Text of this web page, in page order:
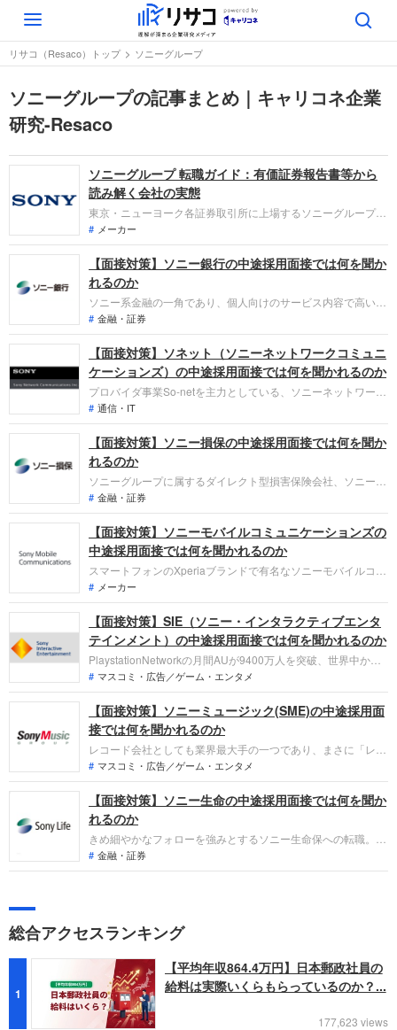
Toggle
navigation
リサコ（Resaco）トップ ソニーグループ
ソニーグループの記事まとめ｜キャリコネ企業
研究-Resaco
ソニーグループ 転職ガイド：有価証券報告書等から
読み解く会社の実態
東京・ニューヨーク各証券取引所に上場するソニーグループ
は、ゲーム、音楽、映画、エレクトロニクス、半導体等の事業
を展開するグローバル企業です。2026年3月期の売上高は12兆
4,796億円、営業利益は1兆4,475億円を記録し、エンタテイン
メント領域を中心に増収増益の業績トレンドを維持していま
す。
メーカー
【面接対策】ソニー銀行の中途採用面接では何を聞か
れるのか
ソニー系金融の一角であり、個人向けのサービス内容で高い顧
客満足度を誇るソニー銀行への転職。採用面接は新卒の場合と
違い、これまでの仕事への取り組み方や成果を具体的に問われ
るほか、キャリアシートだけでは見えてこない「人間性」も評
価されます。即戦力として、共に働く仲間として多角的に評価
されるので事前にしっかり対策しましょう。
金融・証券
【面接対策】ソネット（ソニーネットワークコミュニ
ケーションズ）の中途採用面接では何を聞かれるのか
プロバイダ事業So-netを主力としている、ソニーネットワーク
コミュニケーションズへの転職。現在は新規事業に関わる人材
を幅広く募集中です。中途採用面接は新卒の場合と違い、これ
までの仕事への取り組み方や成果を問われるほか、即戦力とし
て、一緒に仕事をする仲間として多角的に評価されます。事前
にしっかり対策しておきましょう。
通信・IT
【面接対策】ソニー損保の中途採用面接では何を聞か
れるのか
ソニーグループに属するダイレクト型損害保険会社、ソニー損
保への転職。中途採用面接は新卒の場合と違い、これまでの仕
事への取り組み方や成果を具体的に問われるほか、キャリアシ
ートだけでは見えてこない「人間性」も評価されます。即戦力
として、一緒に仕事をする仲間として、多角的に評価されるの
で、事前にしっかり対策しましょう。
金融・証券
【面接対策】ソニーモバイルコミュニケーションズの
中途採用面接では何を聞かれるのか
スマートフォンのXperiaブランドで有名なソニーモバイルコミ
ュニケーションズへの転職。中途採用面接は新卒の場合と違
い、仕事への取り組み方やこれまでの成果を具体的に問われる
ほか、「個性」も評価されます。即戦力として、ともに働く仲
間として多角的に評価されるので事前にしっかり対策して転職
を成功させましょう。
メーカー
【面接対策】SIE（ソニー・インタラクティブエンタ
テインメント）の中途採用面接では何を聞かれるのか
PlaystationNetworkの月間AUが9400万人を突破、世界中から
ユーザーが集まるソニー・インタラクティブエンタテインメン
トへの転職。中途採用は新卒の場合と違い、これまでの仕事へ
の取り組み方や成果を問われるほか、即戦力として、一緒に仕
事をする仲間として多角的に評価されます。事前にしっかり対
策しましょう。
マスコミ・広告／ゲーム・エンタメ
【面接対策】ソニーミュージック(SME)の中途採用面
接では何を聞かれるのか
レコード会社としても業界最大手の一つであり、まさに「レコ
ード」の時代から国内の音楽シーンをリードしてきたSMEへの
転職。中途採用面接は新卒の場合と違い、これまでの仕事への
取り組み方や成果を問われるほか、即戦力として、一緒に仕事
をする仲間として多角的に評価されます。事前にしっかり対策
しておきましょう。
マスコミ・広告／ゲーム・エンタメ
【面接対策】ソニー生命の中途採用面接では何を聞か
れるのか
きめ細やかなフォローを強みとするソニー生命保への転職。中
途採用面接は新卒の場合と違い、これまでの仕事への取り組み
方や成果などを具体的に問われるほか、キャリアシートでは見
しっかり対策して転職を成功させましょう。
金融・証券
総合アクセスランキング
1
【平均年収864.4万円】日本郵政社員の
給料は実際いくらもらっているのか？...
177,623 views